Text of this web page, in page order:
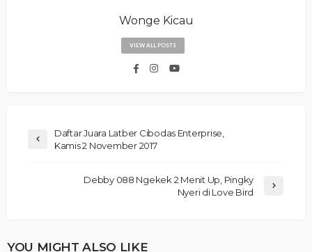
Wonge Kicau
VIEW ALL POSTS
Daftar Juara Latber Cibodas Enterprise,
Kamis 2 November 2017
Debby 088 Ngekek 2 Menit Up, Pingky
Nyeri di Love Bird
YOU MIGHT ALSO LIKE